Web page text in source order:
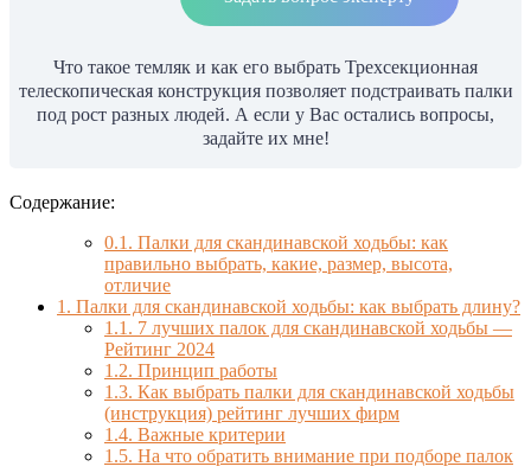
Что такое темляк и как его выбрать Трехсекционная
телескопическая конструкция позволяет подстраивать палки
под рост разных людей. А если у Вас остались вопросы,
задайте их мне!
Содержание:
0.1. Палки для скандинавской ходьбы: как
правильно выбрать, какие, размер, высота,
отличие
1. Палки для скандинавской ходьбы: как выбрать длину?
1.1. 7 лучших палок для скандинавской ходьбы —
Рейтинг 2024
1.2. Принцип работы
1.3. Как выбрать палки для скандинавской ходьбы
(инструкция) рейтинг лучших фирм
1.4. Важные критерии
1.5. На что обратить внимание при подборе палок